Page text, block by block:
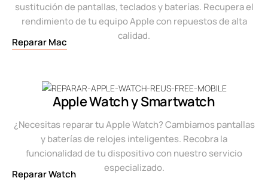
sustitución de pantallas, teclados y baterías. Recupera el
rendimiento de tu equipo Apple con repuestos de alta
calidad.
Reparar Mac
Apple Watch y Smartwatch
¿Necesitas reparar tu Apple Watch? Cambiamos pantallas
y baterías de relojes inteligentes. Recobra la
funcionalidad de tu dispositivo con nuestro servicio
especializado.
Reparar Watch